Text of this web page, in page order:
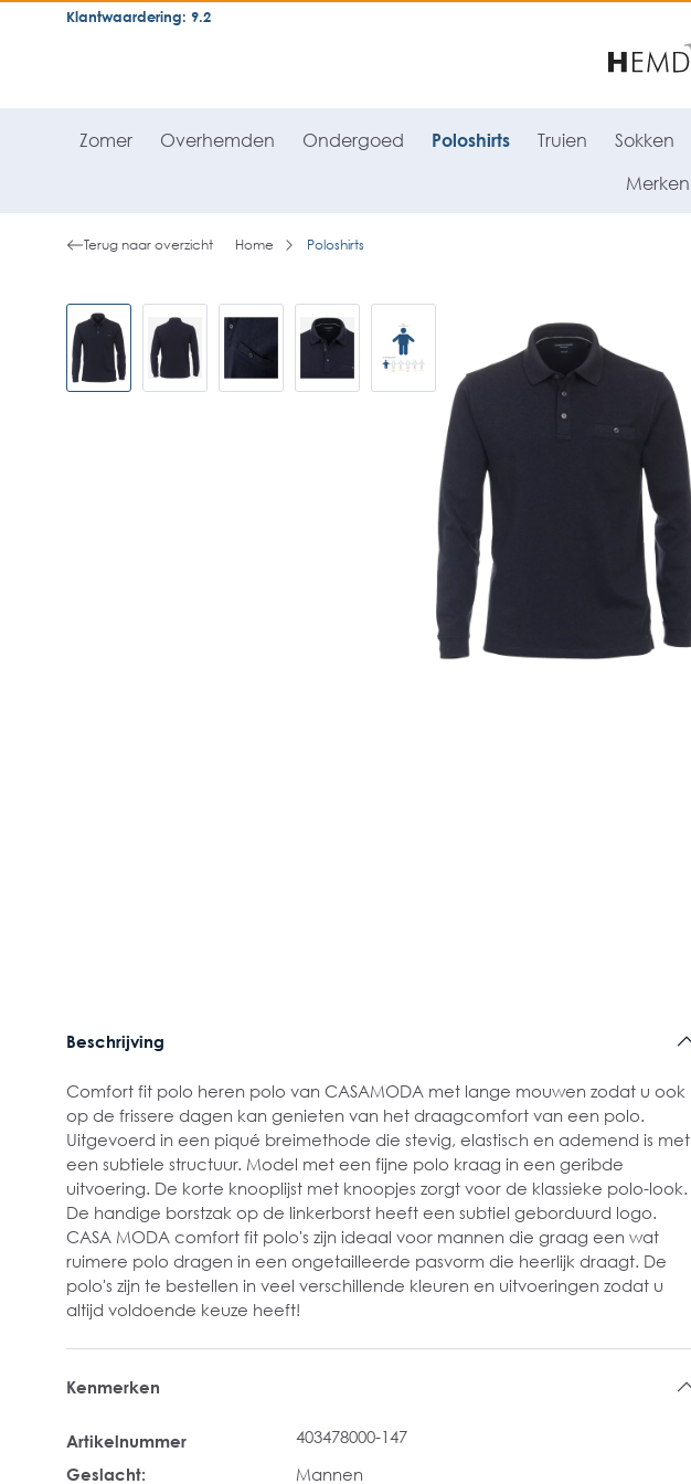
general.skipToNavigation
Klantwaardering: 9.2
Zomer Overhemden Ondergoed Poloshirts Truien Sokken
Merken
Terug naar overzicht Home Poloshirts
Beschrijving
Comfort fit polo heren polo van CASAMODA met lange mouwen zodat u ook
op de frissere dagen kan genieten van het draagcomfort van een polo.
Uitgevoerd in een piqué breimethode die stevig, elastisch en ademend is met
een subtiele structuur. Model met een fijne polo kraag in een geribde
uitvoering. De korte knooplijst met knoopjes zorgt voor de klassieke polo-look.
De handige borstzak op de linkerborst heeft een subtiel geborduurd logo.
CASA MODA comfort fit polo's zijn ideaal voor mannen die graag een wat
ruimere polo dragen in een ongetailleerde pasvorm die heerlijk draagt. De
polo's zijn te bestellen in veel verschillende kleuren en uitvoeringen zodat u
altijd voldoende keuze heeft!
Kenmerken
Artikelnummer
403478000-147
Geslacht:
Mannen